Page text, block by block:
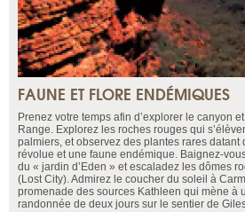
FAUNE ET FLORE ENDÉMIQUES
Prenez votre temps afin d’explorer le canyon
Range. Explorez les roches rouges qui
palmiers, et observez des plantes rares datant
révolue et une faune endémique. Baignez-
du « jardin d’Eden » et escaladez les dômes
(Lost City). Admirez le coucher du soleil à
promenade des sources Kathleen qui mène à
randonnée de deux jours sur le sentier de